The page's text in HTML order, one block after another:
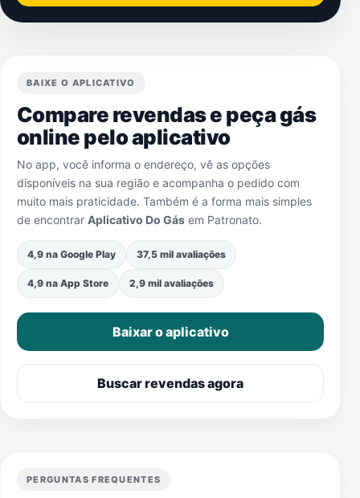
BAIXE O APLICATIVO
Compare revendas e peça gás
online pelo aplicativo
No app, você informa o endereço, vê as opções
disponíveis na sua região e acompanha o pedido com
muito mais praticidade. Também é a forma mais simples
de encontrar Aplicativo Do Gás em Patronato.
4,9 na Google Play 37,5 mil avaliações
4,9 na App Store 2,9 mil avaliações
Baixar o aplicativo
Buscar revendas agora
PERGUNTAS FREQUENTES